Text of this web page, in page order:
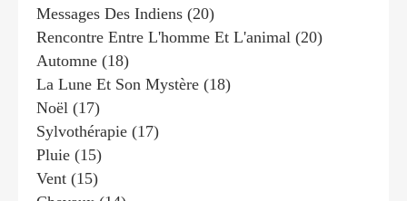
Messages Des Indiens (20)
Rencontre Entre L'homme Et L'animal (20)
Automne (18)
La Lune Et Son Mystère (18)
Noël (17)
Sylvothérapie (17)
Pluie (15)
Vent (15)